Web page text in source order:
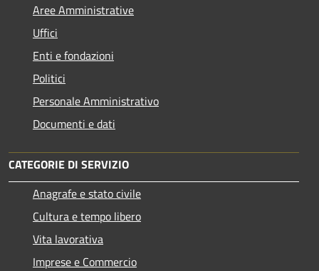
Aree Amministrative
Uffici
Enti e fondazioni
Politici
Personale Amministrativo
Documenti e dati
CATEGORIE DI SERVIZIO
Anagrafe e stato civile
Cultura e tempo libero
Vita lavorativa
Imprese e Commercio